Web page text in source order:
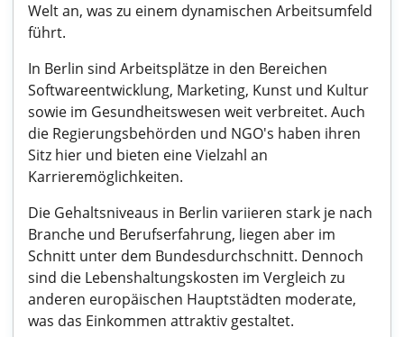
Welt an, was zu einem dynamischen Arbeitsumfeld
führt.
In Berlin sind Arbeitsplätze in den Bereichen
Softwareentwicklung, Marketing, Kunst und Kultur
sowie im Gesundheitswesen weit verbreitet. Auch
die Regierungsbehörden und NGO's haben ihren
Sitz hier und bieten eine Vielzahl an
Karrieremöglichkeiten.
Die Gehaltsniveaus in Berlin variieren stark je nach
Branche und Berufserfahrung, liegen aber im
Schnitt unter dem Bundesdurchschnitt. Dennoch
sind die Lebenshaltungskosten im Vergleich zu
anderen europäischen Hauptstädten moderate,
was das Einkommen attraktiv gestaltet.